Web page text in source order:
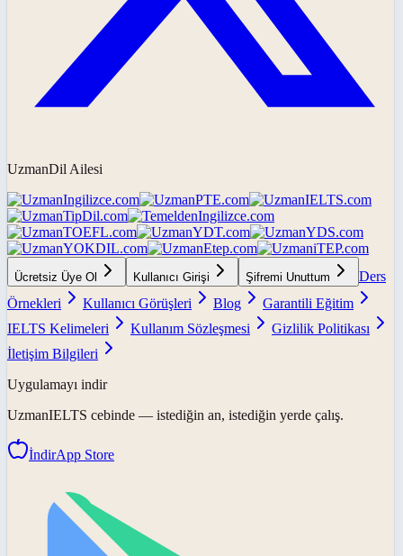
UzmanDil Ailesi
Ücretsiz Üye Ol Kullanıcı Girişi Şifremi Unuttum
Ders
Örnekleri
Kullanıcı Görüşleri Blog
Garantili Eğitim
IELTS Kelimeleri
Kullanım Sözleşmesi
Gizlilik Politikası
İletişim Bilgileri
Uygulamayı indir
UzmanIELTS cebinde — istediğin an, istediğin yerde çalış.
İndirApp Store